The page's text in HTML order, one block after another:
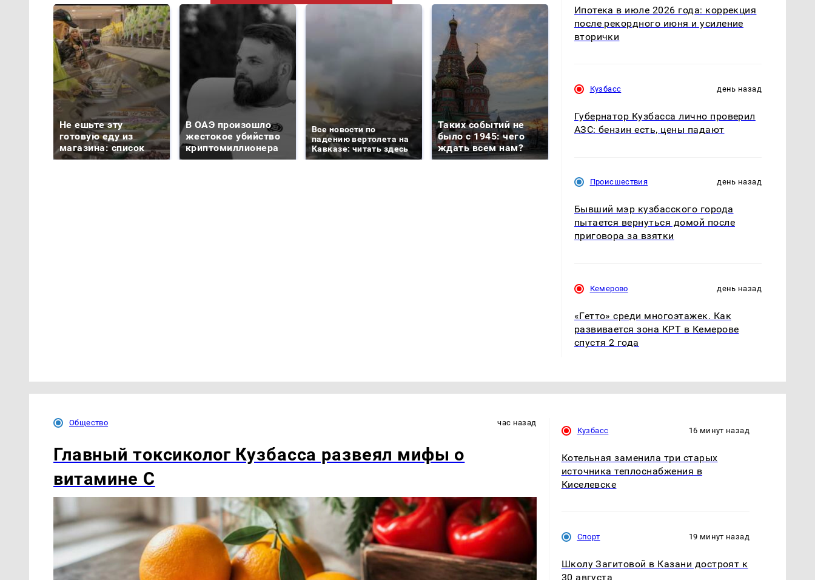
Не ешьте эту
готовую еду из
магазина: список
В ОАЭ произошло
жестокое убийство
криптомиллионера
Все новости по
падению вертолета на
Кавказе: читать здесь
Таких событий не
было с 1945: чего
ждать всем нам?
В магазинах России
СМИ: В Химках на
полицейскую
машину напали и
Ипотека в июле 2026 года: коррекция
после рекордного июня и усиление
вторички
Кузбасс день назад
Губернатор Кузбасса лично проверил
АЗС: бензин есть, цены падают
Происшествия день назад
Бывший мэр кузбасского города
пытается вернуться домой после
приговора за взятки
Кемерово день назад
«Гетто» среди многоэтажек. Как
развивается зона КРТ в Кемерове
спустя 2 года
Общество час назад
Главный токсиколог Кузбасса развеял мифы о
витамине С
Кузбасс 16 минут назад
Котельная заменила три старых
источника теплоснабжения в
Киселевске
Спорт 19 минут назад
Школу Загитовой в Казани достроят к
30 августа